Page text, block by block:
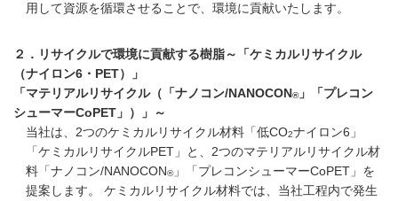
用して資源を循環させることで、環境に貢献いたします。
２．リサイクルで環境に貢献する樹脂～「ケミカルリサイクル
（ナイロン6・PET）」
「マテリアルリサイクル（「ナノコン/NANOCON®」「プレコン
シューマーCoPET」）」～
当社は、2つのケミカルリサイクル材料「低CO2ナイロン6」
「ケミカルリサイクルPET」と、2つのマテリアルリサイクル材
料「ナノコン/NANOCON®」「プレコンシューマーCoPET」を
提案します。 ケミカルリサイクル材料では、当社工程内で発生